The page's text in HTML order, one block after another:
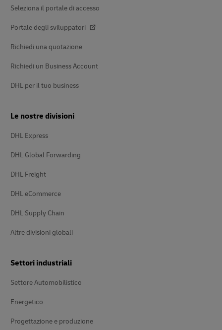
Seleziona il portale di accesso
Portale degli sviluppatori
Richiedi una quotazione
Richiedi un Business Account
DHL per il tuo business
Le nostre divisioni
DHL Express
DHL Global Forwarding
DHL Freight
DHL eCommerce
DHL Supply Chain
Altre divisioni globali
Settori industriali
Settore Automobilistico
Energetico
Progettazione e produzione